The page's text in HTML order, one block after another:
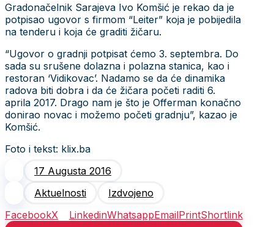
Gradonačelnik Sarajeva Ivo Komšić je rekao da je
potpisao ugovor s firmom “Leiter” koja je pobijedila
na tenderu i koja će graditi žičaru.
“Ugovor o gradnji potpisat ćemo 3. septembra. Do
sada su srušene dolazna i polazna stanica, kao i
restoran ‘Vidikovac’. Nadamo se da će dinamika
radova biti dobra i da će žičara početi raditi 6.
aprila 2017. Drago nam je što je Offerman konačno
donirao novac i možemo početi gradnju”, kazao je
Komšić.
Foto i tekst: klix.ba
17 Augusta 2016
Aktuelnosti
Izdvojeno
FacebookX LinkedinWhatsappEmailPrintShortlink